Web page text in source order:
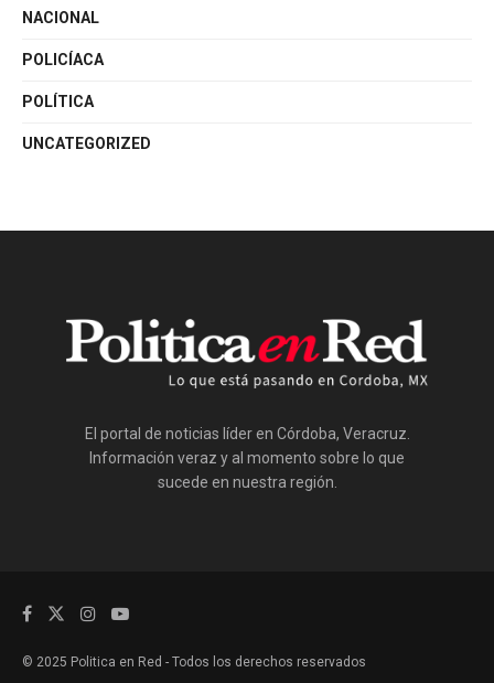
NACIONAL
POLICÍACA
POLÍTICA
UNCATEGORIZED
El portal de noticias líder en Córdoba, Veracruz.
Información veraz y al momento sobre lo que
sucede en nuestra región.
© 2025 Politica en Red - Todos los derechos reservados